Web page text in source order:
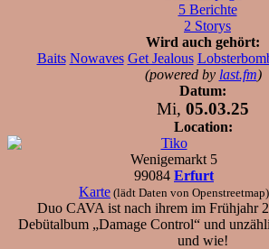
5 Berichte
2 Storys
Wird auch gehört:
Baits Nowaves Get Jealous
(powered by last.fm)
Datum:
Mi, 05.03.25
Location:
Tiko
Wenigemarkt 5
99084 Erfurt
Karte (lädt Daten von Openstreetmap)
Duo CAVA ist nach ihrem im Frühjahr
Debütalbum „Damage Control“ und
und wie!